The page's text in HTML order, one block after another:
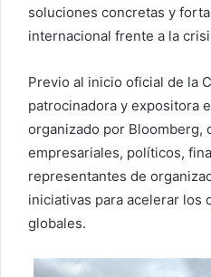
soluciones concretas y
internacional frente a la
Previo al inicio oficial de la
patrocinadora y expositora
organizado por Bloomberg,
empresariales, políticos,
representantes de
iniciativas para acelerar los
globales.